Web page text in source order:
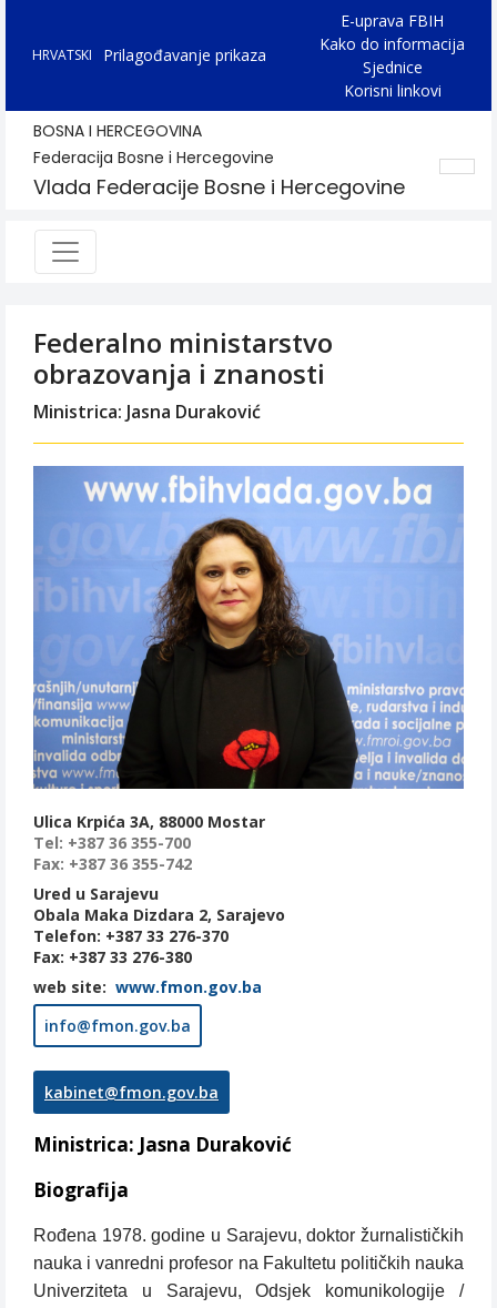
HRVATSKI Prilagođavanje prikaza
E-uprava FBIH
Kako do informacija
Sjednice
Korisni linkovi
BOSNA I HERCEGOVINA
Federacija Bosne i Hercegovine
Vlada Federacije Bosne i Hercegovine
Federalno ministarstvo
obrazovanja i znanosti
Ministrica: Jasna Duraković
Ulica Krpića 3A, 88000 Mostar
Tel: +387 36 355-700
Fax: +387 36 355-742
Ured u Sarajevu
Obala Maka Dizdara 2, Sarajevo
Telefon: +387 33 276-370
Fax: +387 33 276-380
web site: www.fmon.gov.ba
info@fmon.gov.ba
kabinet@fmon.gov.ba
Ministrica: Jasna Duraković
Biografija
Rođena 1978. godine u Sarajevu, doktor žurnalističkih
nauka i vanredni profesor na Fakultetu političkih nauka
Univerziteta u Sarajevu, Odsjek komunikologije /